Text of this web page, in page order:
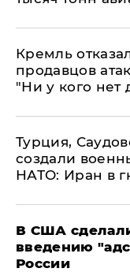
Кремль
продавцов
"Ни у кого нет
Турция,
создали
НАТО: Иран в
В США
введению
России